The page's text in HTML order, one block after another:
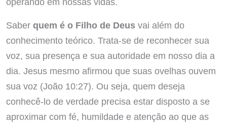
Saber quem é o Filho de Deusvai além do
conhecimento teórico. Trata-se de reconhecer sua
voz, sua presença e sua autoridade em nosso dia a
dia. Jesus mesmo afirmou que suas ovelhas ouvem
sua voz (João 10:27). Ou seja, quem deseja
conhecê-lo de verdade precisa estar disposto a se
aproximar com fé, humildade e atenção ao que as